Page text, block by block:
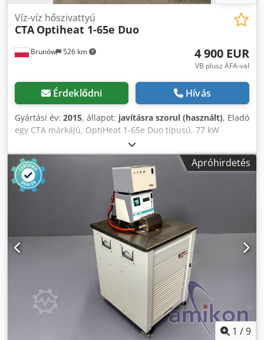
Brunów 526 km
Víz-víz hőszivattyú
CTA Optiheat 1-65e Duo
4 900 EUR
VB plusz ÁFA-val
Érdeklődni Hívás
Gyártási év: 2015, állapot: javításra szorul (használt), Eladó
egy CTA márkájú, OptiHeat 1-65e Duo típusú, 77 kW
teljesítményű ipari víz-víz hőszivattyú. Gyártó: CTA
Teljesítmény: 77 kW Crjdsxxlwvspfx Aqtsf Gyártási év: 2015
Származási hely: Svájc Megjegyzés: A két kompresszor
közül az egyiket cserélni kell. A megfelelő
cserekompresszor (új, használatlan) rendelkezésre áll:
Típus: Copeland Scroll ZP137KCE-TFD-455 Hűtőközeg:
R410A Feszültség: 380–420 V Érdeklődés vagy kérdés
esetén szívesen állunk rendelkezésére.
Apróhirdetés
1 /9